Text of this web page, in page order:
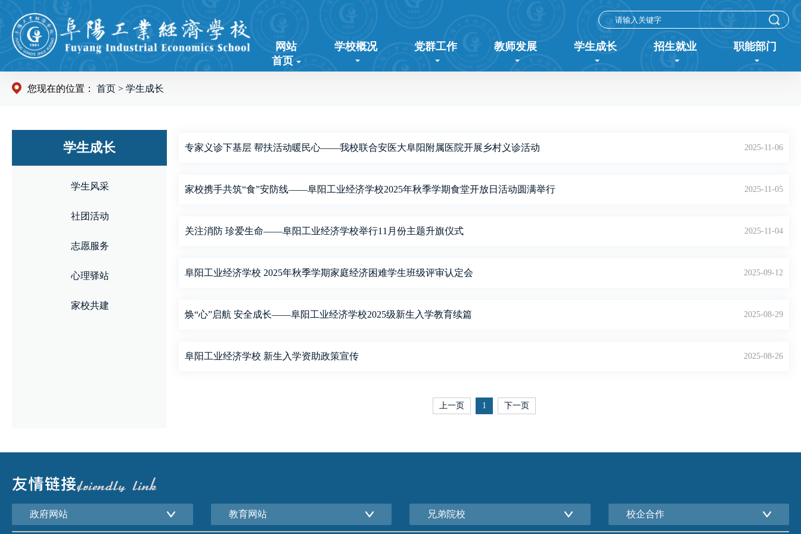
网站
首页
学校概况 党群工作 教师发展 学生成长 招生就业 职能部门
您现在的位置： 首页 > 学生成长
学生成长
学生风采
社团活动
志愿服务
心理驿站
家校共建
专家义诊下基层 帮扶活动暖民心——我校联合安医大阜阳附属医院开展乡村义诊活动 2025-11-06
家校携手共筑“食”安防线——阜阳工业经济学校2025年秋季学期食堂开放日活动圆满举行 2025-11-05
关注消防 珍爱生命——阜阳工业经济学校举行11月份主题升旗仪式 2025-11-04
阜阳工业经济学校 2025年秋季学期家庭经济困难学生班级评审认定会 2025-09-12
焕“心”启航 安全成长——阜阳工业经济学校2025级新生入学教育续篇 2025-08-29
阜阳工业经济学校 新生入学资助政策宣传 2025-08-26
上一页 1 下一页
政府网站 教育网站 兄弟院校 校企合作